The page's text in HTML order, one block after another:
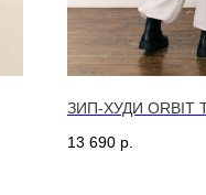
ЗИП-ХУДИ ORBIT
13 690 р.